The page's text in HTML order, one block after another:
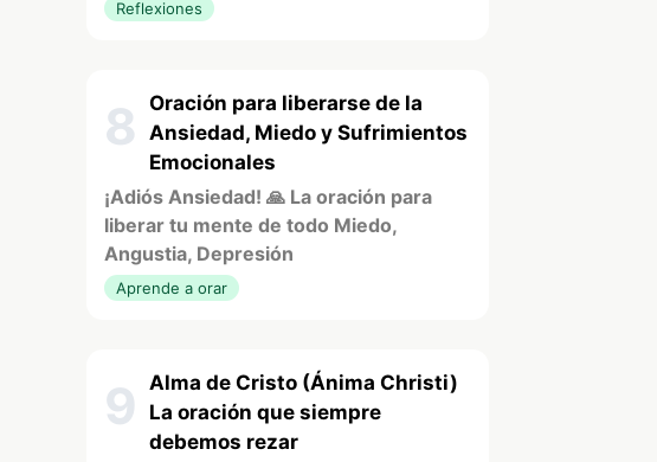
Reflexiones
8
Oración para liberarse de la
Ansiedad, Miedo y Sufrimientos
Emocionales
¡Adiós Ansiedad! 🙏 La oración para
liberar tu mente de todo Miedo,
Angustia, Depresión
Aprende a orar
9
Alma de Cristo (Ánima Christi)
La oración que siempre
debemos rezar